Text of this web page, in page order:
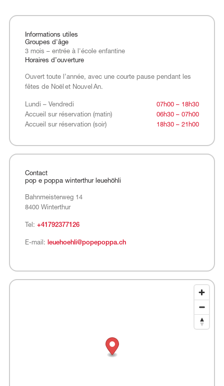
Informations utiles
Groupes d'âge
3 mois – entrée à l'école enfantine
Horaires d’ouverture
Ouvert toute l’année, avec une courte pause pendant les
fêtes de Noël et Nouvel An.
Lundi – Vendredi
Lundi – Vendredi 07h00 – 18h30
Accueil sur réservation (matin)
Accueil sur réservation (matin)
06h30 – 07h00
Accueil sur réservation (soir)
Accueil sur réservation (soir) 18h30 – 21h00
Contact
pop e poppa winterthur leuehöhli
Bahnmeisterweg 14
8400 Winterthur
Tel: +41792377126
E-mail: leuehoehli@popepoppa.ch